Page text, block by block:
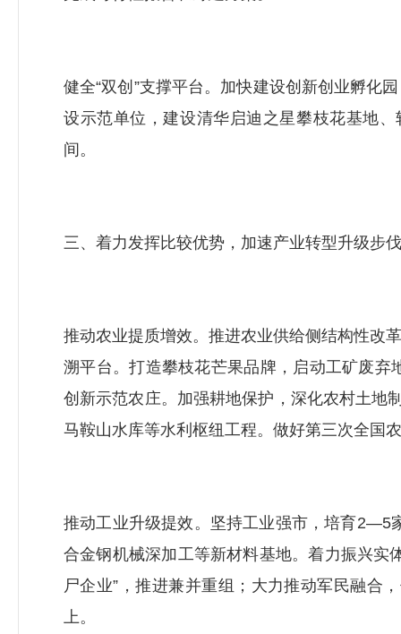
健全“双创”支撑平台。加快建设创新创业孵化
设示范单位，建设清华启迪之星攀枝花基地
间。
三、着力发挥比较优势，加速产业转型升级步伐
推动农业提质增效。推进农业供给侧结构性改
溯平台。打造攀枝花芒果品牌，启动工矿废
创新示范农庄。加强耕地保护，深化农村土地
马鞍山水库等水利枢纽工程。做好第三次全国
推动工业升级提效。坚持工业强市，培育2—5
合金钢机械深加工等新材料基地。着力振兴实
尸企业”，推进兼并重组；大力推动军民融合
上。